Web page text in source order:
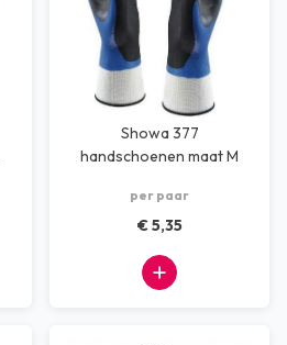
Showa 377
handschoenen maat M
per paar
€ 5,35